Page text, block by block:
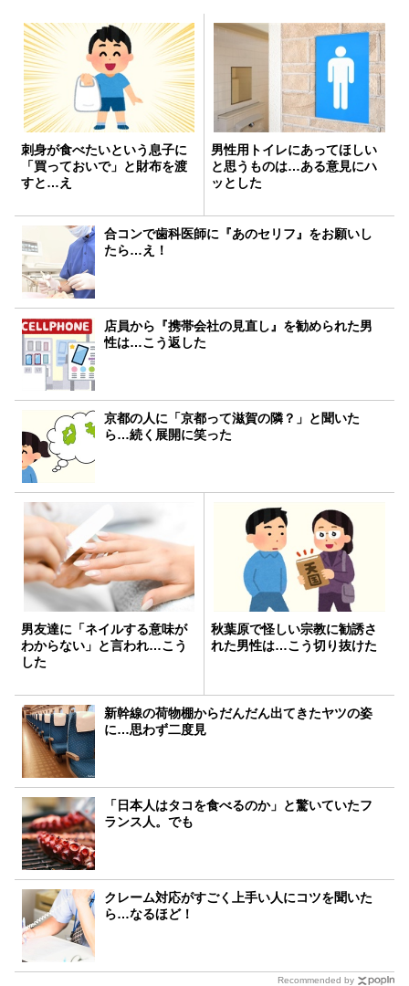
刺身が食べたいという息子に
「買っておいで」と財布を渡
すと…え
男性用トイレにあってほしい
と思うものは…ある意見にハ
ッとした
合コンで歯科医師に『あのセリフ』をお願いし
たら…え！
店員から『携帯会社の見直し』を勧められた男
性は…こう返した
京都の人に「京都って滋賀の隣？」と聞いた
ら…続く展開に笑った
男友達に「ネイルする意味が
わからない」と言われ…こう
した
秋葉原で怪しい宗教に勧誘さ
れた男性は…こう切り抜けた
新幹線の荷物棚からだんだん出てきたヤツの姿
に…思わず二度見
「日本人はタコを食べるのか」と驚いていたフ
ランス人。でも
クレーム対応がすごく上手い人にコツを聞いた
ら…なるほど！
Recommended by